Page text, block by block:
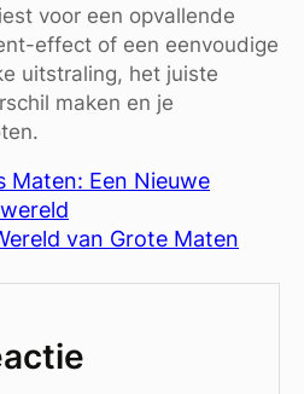
voor een opvallende
effect of een eenvoudige
uitstraling, het juiste
maken en je
Maten: Een Nieuwe
van Grote Maten